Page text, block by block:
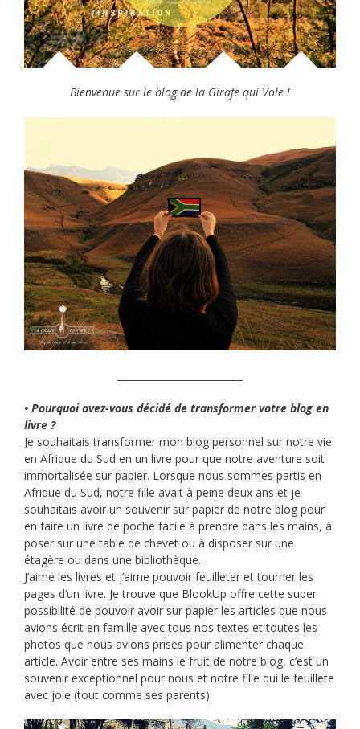
Bienvenue sur le blog de la Girafe qui Vole !
• Pourquoi avez-vous décidé de transformer votre blog en
livre ?
Je souhaitais transformer mon blog personnel sur notre vie
en Afrique du Sud en un livre pour que notre aventure soit
immortalisée sur papier. Lorsque nous sommes partis en
Afrique du Sud, notre fille avait à peine deux ans et je
souhaitais avoir un souvenir sur papier de notre blog pour
en faire un livre de poche facile à prendre dans les mains, à
poser sur une table de chevet ou à disposer sur une
étagère ou dans une bibliothèque.
J’aime les livres et j’aime pouvoir feuilleter et tourner les
pages d’un livre. Je trouve que BlookUp offre cette super
possibilité de pouvoir avoir sur papier les articles que nous
avions écrit en famille avec tous nos textes et toutes les
photos que nous avions prises pour alimenter chaque
article. Avoir entre ses mains le fruit de notre blog, c’est un
souvenir exceptionnel pour nous et notre fille qui le feuillete
avec joie (tout comme ses parents)